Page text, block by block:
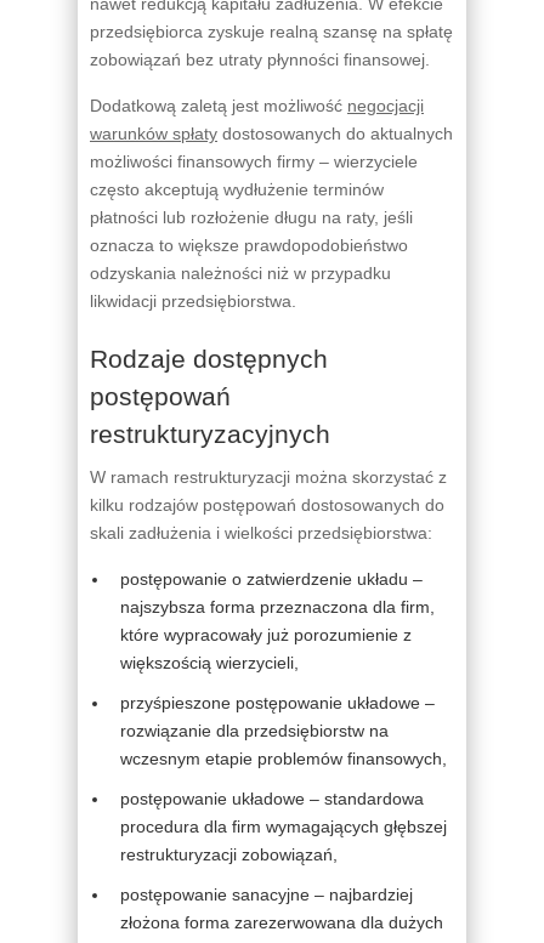
przedsiębiorca zyskuje realną szansę na spłatę
zobowiązań bez utraty płynności finansowej.
Dodatkową zaletą jest możliwość negocjacji
warunków spłaty dostosowanych do aktualnych
możliwości finansowych firmy – wierzyciele
często akceptują wydłużenie terminów
płatności lub rozłożenie długu na raty, jeśli
oznacza to większe prawdopodobieństwo
odzyskania należności niż w przypadku
likwidacji przedsiębiorstwa.
Rodzaje dostępnych
postępowań
restrukturyzacyjnych
W ramach restrukturyzacji można skorzystać z
kilku rodzajów postępowań dostosowanych do
skali zadłużenia i wielkości przedsiębiorstwa:
postępowanie o zatwierdzenie układu –
najszybsza forma przeznaczona dla firm,
które wypracowały już porozumienie z
większością wierzycieli,
przyśpieszone postępowanie układowe –
rozwiązanie dla przedsiębiorstw na
wczesnym etapie problemów finansowych,
postępowanie układowe – standardowa
procedura dla firm wymagających głębszej
restrukturyzacji zobowiązań,
postępowanie sanacyjne – najbardziej
złożona forma zarezerwowana dla dużych